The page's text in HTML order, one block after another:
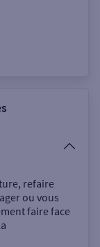
refaire
ou vous
faire face